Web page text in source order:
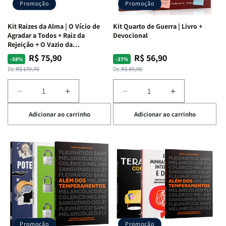
Promoção
Kit Raizes da Alma | O Vício de
Agradar a Todos + Raiz da
Rejeição + O Vazio da
Insatisfação.
-58%
Preço
normal
De:R$ 179,70
Preço
promocional
R$ 75,90
Diminuir
a
quantidade
de
Raizes
da
Alma
|
O
Vício
Agradar
Aumentar
a
quantidade
de
Raizes
da
Alma
|
O
Vício
de
Agradar
Adicionar ao carrinho
Promoção
Kit Quarto de Guerra | Livro +
Devocional
-37%
Preço
normal
De:R$ 89,90
Preço
promocional
R$ 56,90
Diminuir
a
quantidade
de
Quarto
de
Guerra
Livro
+
Devocional
Aumentar
a
quantidade
de
Quarto
de
Guerra
|
Livro
+
Devocional
Adicionar ao carrinho
Promoção Promoção